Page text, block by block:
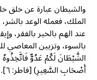
والشيطان عبارة عن خلق
الملك، فعمله الوعد
عند الهم بالخير بالفقر،
بالسوء، وتزيين المعاصي
الشَّيْطَانَ لَكُمْ عَدُوٌّ فَاتَّخِذُوهُ
أَصْحَابِ السَّعِيرِ) [فاطر: ٦].